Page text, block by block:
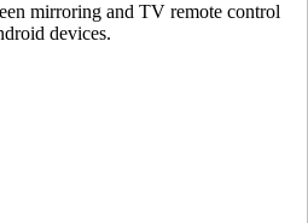
mirroring and TV remote control
devices.